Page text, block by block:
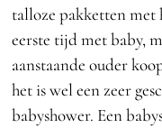
talloze pakketten met
eerste tijd met baby,
aanstaande ouder
het is wel een zeer
babyshower. Een